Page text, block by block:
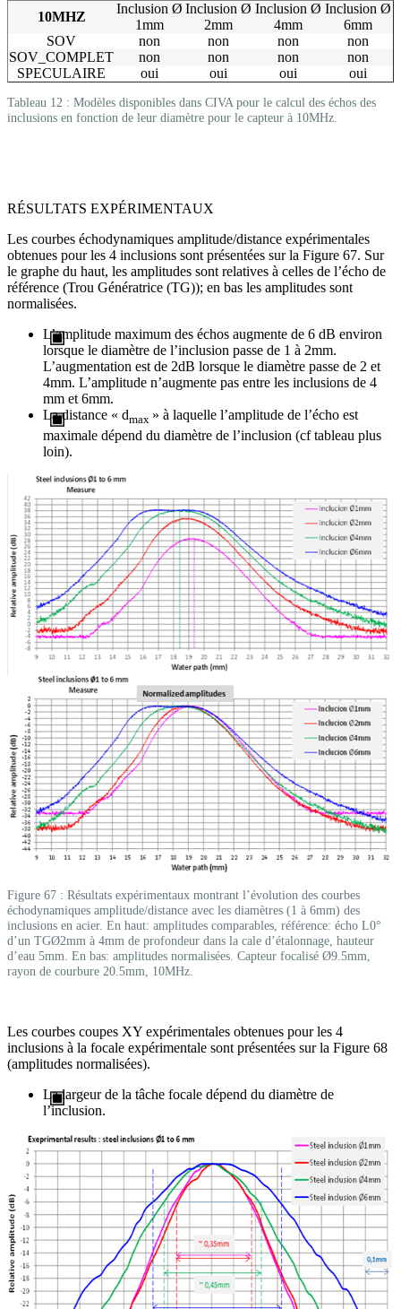
10MHZ
Inclusion Ø
1mm
Inclusion Ø
2mm
Inclusion Ø
4mm
Inclusion Ø
6mm
SOV
non non non
non
SOV_COMPLET
non non non
non
SPECULAIRE
oui oui oui oui
Tableau 12 : Modèles disponibles dans CIVA pour le calcul des échos des
inclusions en fonction de leur diamètre pour le capteur à 10MHz.
RÉSULTATS EXPÉRIMENTAUX
Les courbes échodynamiques amplitude/distance expérimentales
obtenues pour les 4 inclusions sont présentées sur la Figure 67. Sur
le graphe du haut, les amplitudes sont relatives à celles de l’écho de
référence (Trou Génératrice (TG)); en bas les amplitudes sont
normalisées.
L’amplitude maximum des échos augmente de 6 dB environ
lorsque le diamètre de l’inclusion passe de 1 à 2mm.
L’augmentation est de 2dB lorsque le diamètre passe de 2 et
4mm. L’amplitude n’augmente pas entre les inclusions de 4
mm et 6mm.
La distance « dmax » à laquelle l’amplitude de l’écho est
maximale dépend du diamètre de l’inclusion (cf tableau plus
loin).
Figure 67 : Résultats expérimentaux montrant l’évolution des courbes
échodynamiques amplitude/distance avec les diamètres (1 à 6mm) des
inclusions en acier. En haut: amplitudes comparables, référence: écho L0°
d’un TGØ2mm à 4mm de profondeur dans la cale d’étalonnage, hauteur
d’eau 5mm. En bas: amplitudes normalisées. Capteur focalisé Ø9.5mm,
rayon de courbure 20.5mm, 10MHz.
Les courbes coupes XY expérimentales obtenues pour les 4
inclusions à la focale expérimentale sont présentées sur la Figure 68
(amplitudes normalisées).
La largeur de la tâche focale dépend du diamètre de
l’inclusion.